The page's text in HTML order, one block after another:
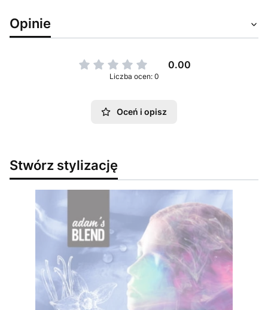
Opinie
0.00
Liczba ocen: 0
Oceń i opisz
Stwórz stylizację